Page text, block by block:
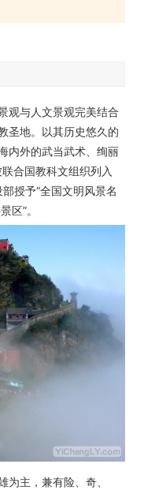
观与人文景观完美结合
圣地。以其历史悠久的
内外的武当武术、绚丽
合国教科文组织列入
授予“全国文明风景名
区”。
主，兼有险、奇、